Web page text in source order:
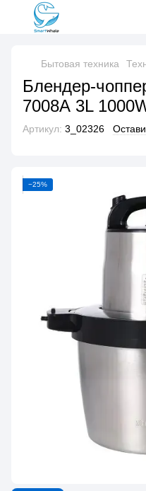
Бытовая техника
Блендер-
7008А 3L
Артикул: 3_02326
−25%